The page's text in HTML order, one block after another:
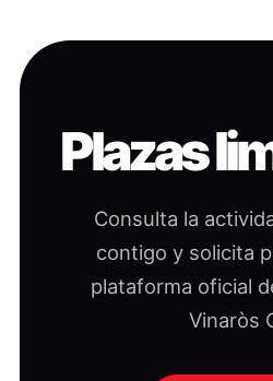
Plazas
Consulta la
contigo y solicita
plataforma oficial
Vinaròs